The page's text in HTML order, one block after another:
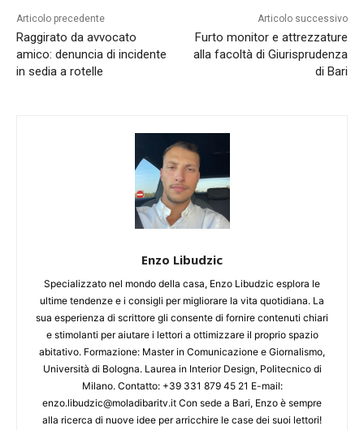
Articolo precedente
Raggirato da avvocato
amico: denuncia di incidente
in sedia a rotelle
Articolo successivo
Furto monitor e attrezzature
alla facoltà di Giurisprudenza
di Bari
Enzo Libudzic
Specializzato nel mondo della casa, Enzo Libudzic esplora le
ultime tendenze e i consigli per migliorare la vita quotidiana. La
sua esperienza di scrittore gli consente di fornire contenuti chiari
e stimolanti per aiutare i lettori a ottimizzare il proprio spazio
abitativo. Formazione: Master in Comunicazione e Giornalismo,
Università di Bologna. Laurea in Interior Design, Politecnico di
Milano. Contatto: +39 331 879 45 21 E-mail:
enzo.libudzic@moladibaritv.it Con sede a Bari, Enzo è sempre
alla ricerca di nuove idee per arricchire le case dei suoi lettori!